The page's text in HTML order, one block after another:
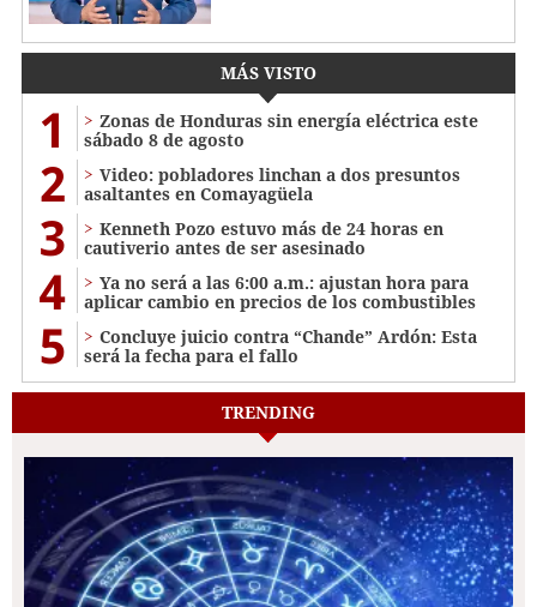
MÁS VISTO
1
Zonas de Honduras sin energía eléctrica este
sábado 8 de agosto
2
Video: pobladores linchan a dos presuntos
asaltantes en Comayagüela
3
Kenneth Pozo estuvo más de 24 horas en
cautiverio antes de ser asesinado
4
Ya no será a las 6:00 a.m.: ajustan hora para
aplicar cambio en precios de los combustibles
5
Concluye juicio contra “Chande” Ardón: Esta
será la fecha para el fallo
TRENDING